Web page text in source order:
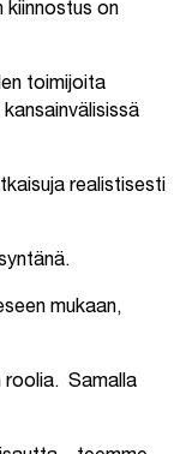
kiinnostus on
toimijoita
realistisesti
mukaan,
roolia. Samalla